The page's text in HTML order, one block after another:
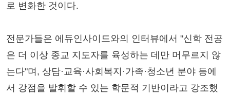
로 변화한 것이다.
전문가들은 에듀인사이드와의 인터뷰에서 "신학 전공
은 더 이상 종교 지도자를 육성하는 데만 머무르지 않
는다"며, 상담·교육·사회복지·가족·청소년 분야 등에
서 강점을 발휘할 수 있는 학문적 기반이라고 강조했